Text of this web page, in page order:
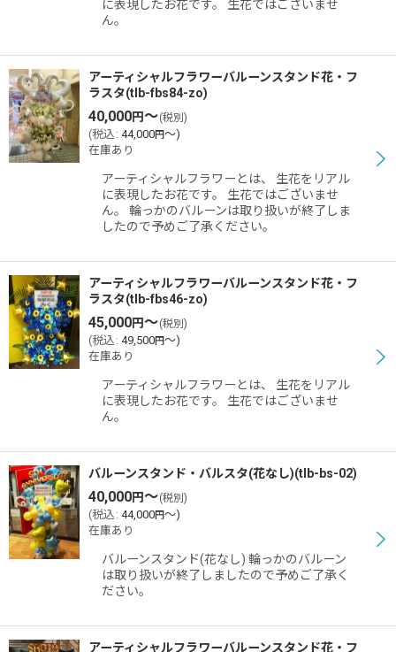
に表現したお花です。 生花ではございませ
ん。
アーティシャルフラワーバルーンスタンド花・フ
ラスタ(tlb-fbs84-zo)
40,000円～(税別)
(税込 : 44,000円～)
在庫あり
アーティシャルフラワーとは、 生花をリアル
に表現したお花です。 生花ではございませ
ん。 輪っかのバルーンは取り扱いが終了しま
したので予めご了承ください。
アーティシャルフラワーバルーンスタンド花・フ
ラスタ(tlb-fbs46-zo)
45,000円～(税別)
(税込 : 49,500円～)
在庫あり
アーティシャルフラワーとは、 生花をリアル
に表現したお花です。 生花ではございませ
ん。
バルーンスタンド・バルスタ(花なし)(tlb-bs-02)
40,000円～(税別)
(税込 : 44,000円～)
在庫あり
バルーンスタンド(花なし) 輪っかのバルーン
は取り扱いが終了しましたので予めご了承く
ださい。
アーティシャルフラワーバルーンスタンド花・フ